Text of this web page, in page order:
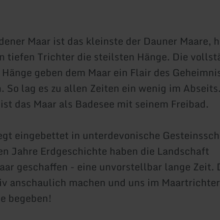
Maar ist das kleinste der Dauner Maare,
tiefen Trichter die steilsten Hänge. Die
geben dem Maar ein Flair des
So lag es zu allen Zeiten ein wenig im
das Maar als Badesee mit seinem Freibad.
eingebettet in unterdevonische
Jahre Erdgeschichte haben die Landschaft
geschaffen - eine unvorstellbar lange Zeit.
anschaulich machen und uns im
begeben!